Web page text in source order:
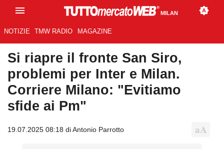
MILAN
NOTIZIE TMW RADIO MAGAZINE
Si riapre il fronte San Siro,
problemi per Inter e Milan.
Corriere Milano: "Evitiamo
sfide ai Pm"
19.07.2025 08:18 di Antonio Parrotto